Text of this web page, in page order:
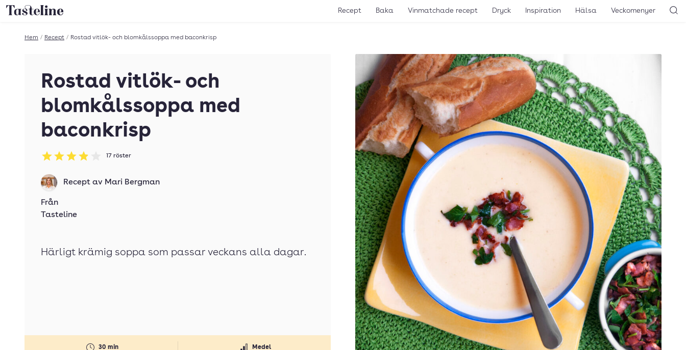
Till Tastelines startsida Recept Baka Vinmatchade recept Dryck Inspiration Hälsa Veckomenyer
Hem / Recept / Rostad vitlök- och blomkålssoppa med baconkrisp
Rostad vitlök- och
blomkålssoppa med
baconkrisp
Betyg: 3.88 av 5
17 röster
30 min Medel
Recept av Mari Bergman
Från
Tasteline
Härligt krämig soppa som passar veckans alla dagar.